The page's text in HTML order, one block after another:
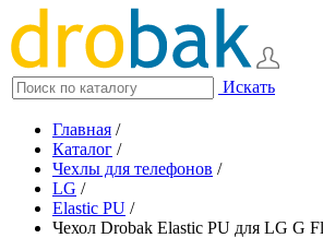
Искать
Главная /
Каталог /
Чехлы для телефонов /
LG /
Elastic PU /
Чехол Drobak Elastic PU для LG G